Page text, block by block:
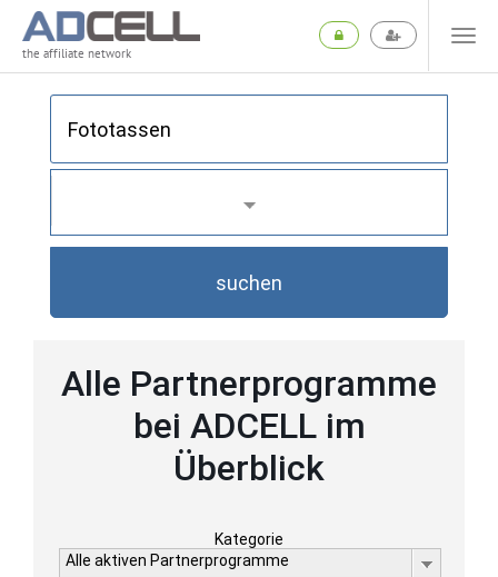
the affiliate network
suchen
Alle Partnerprogramme
bei ADCELL im
Überblick
Kategorie
Alle aktiven Partnerprogramme